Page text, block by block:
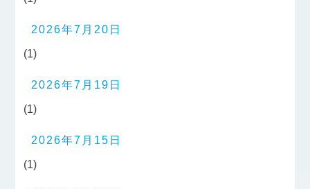
2026年7月20日
(1)
2026年7月19日
(1)
2026年7月15日
(1)